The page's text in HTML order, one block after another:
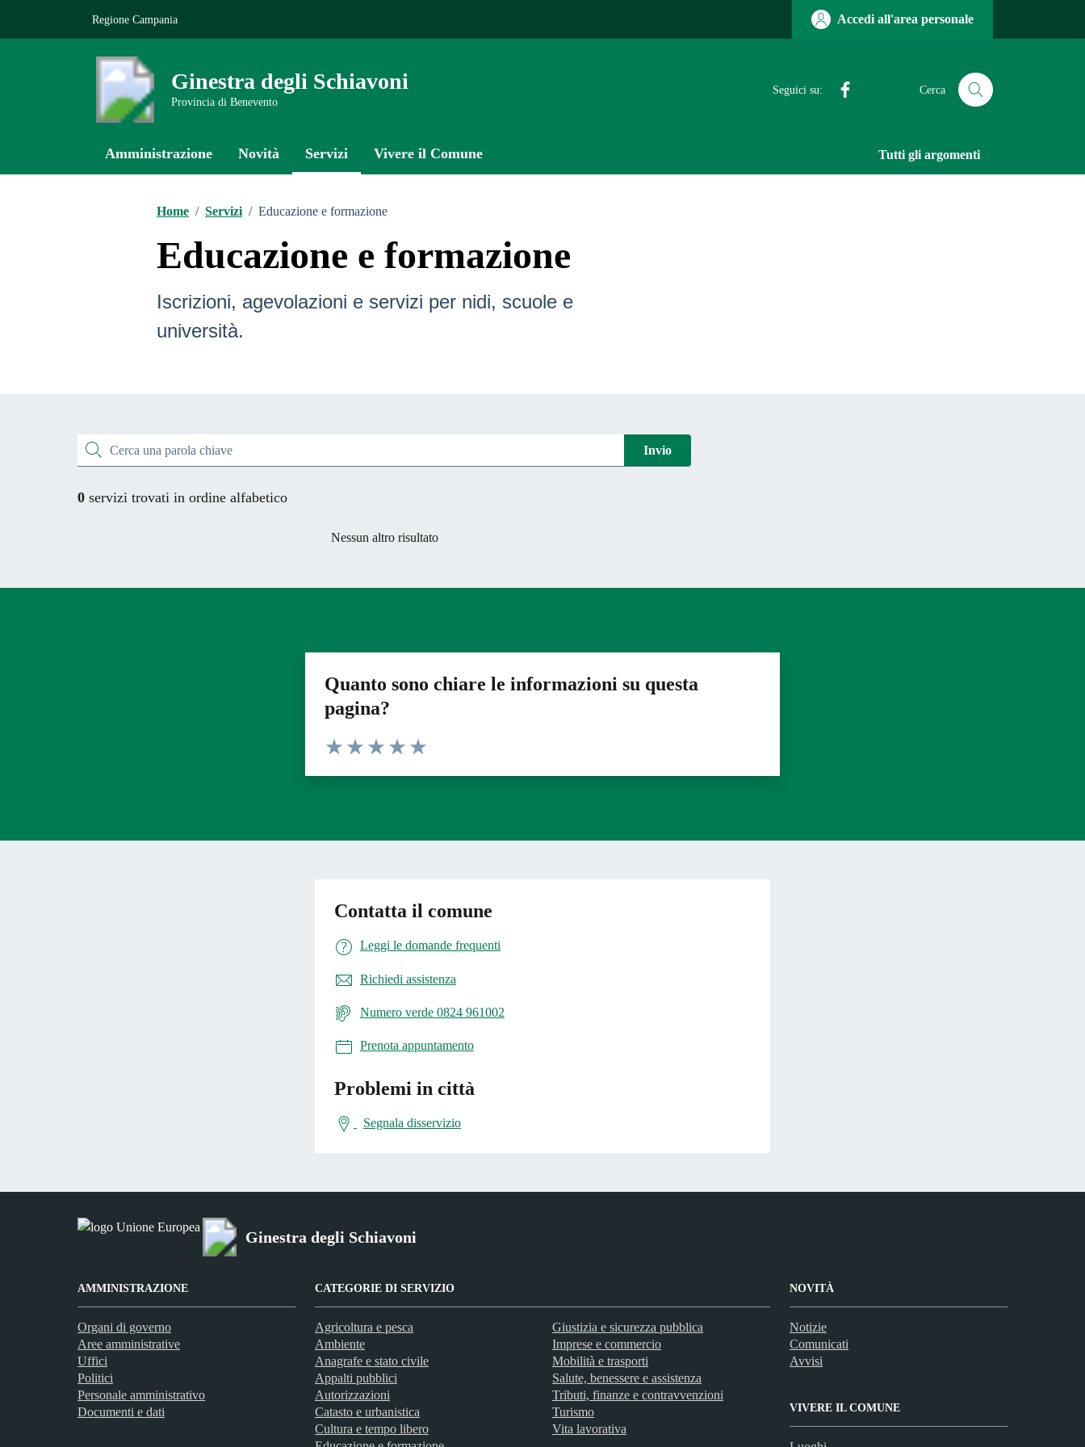
Regione Campania Accedi all'area personale
Ginestra degli Schiavoni
Provincia di Benevento
Seguici su: Cerca
Amministrazione Novità Servizi Vivere il Comune Tutti gli argomenti
Home / Servizi / Educazione e formazione
Educazione e formazione
Iscrizioni, agevolazioni e servizi per nidi, scuole e
università.
Cerca una parola chiave Invio
0 servizi trovati in ordine alfabetico
Nessun altro risultato
Quanto sono chiare le informazioni su questa
pagina?
Contatta il comune
Leggi le domande frequenti
Richiedi assistenza
Numero verde 0824 961002
Prenota appuntamento
Problemi in città
Segnala disservizio
Ginestra degli Schiavoni
AMMINISTRAZIONE
Organi di governo
Aree amministrative
Uffici
Politici
Personale amministrativo
Documenti e dati
CATEGORIE DI SERVIZIO
Agricoltura e pesca
Ambiente
Anagrafe e stato civile
Appalti pubblici
Autorizzazioni
Catasto e urbanistica
Cultura e tempo libero
Giustizia e sicurezza pubblica
Imprese e commercio
Mobilità e trasporti
Salute, benessere e assistenza
Tributi, finanze e contravvenzioni
Turismo
Vita lavorativa
NOVITÀ
Notizie
Comunicati
Avvisi
VIVERE IL COMUNE